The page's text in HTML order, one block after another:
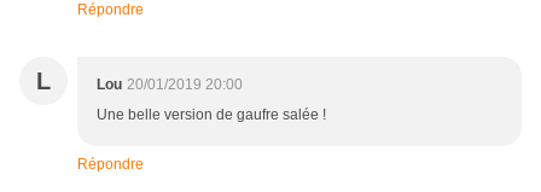
Répondre
L Lou 20/01/2019 20:00
Une belle version de gaufre salée !
Répondre